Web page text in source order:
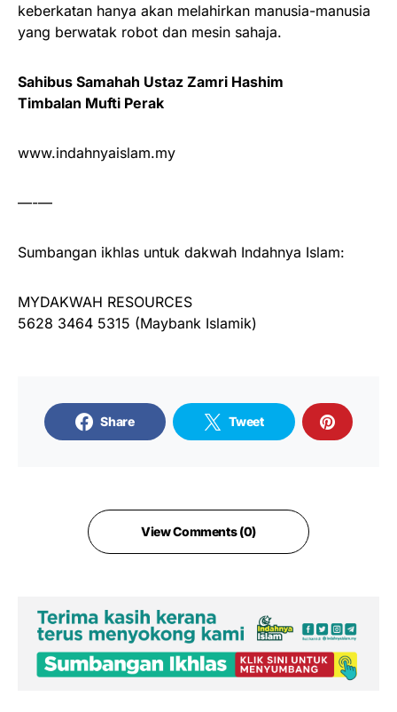
keberkatan hanya akan melahirkan manusia-manusia
yang berwatak robot dan mesin sahaja.
Sahibus Samahah Ustaz Zamri Hashim
Timbalan Mufti Perak
www.indahnyaislam.my
—-—
Sumbangan ikhlas untuk dakwah Indahnya Islam:
MYDAKWAH RESOURCES
5628 3464 5315 (Maybank Islamik)
Share Tweet
View Comments (0)